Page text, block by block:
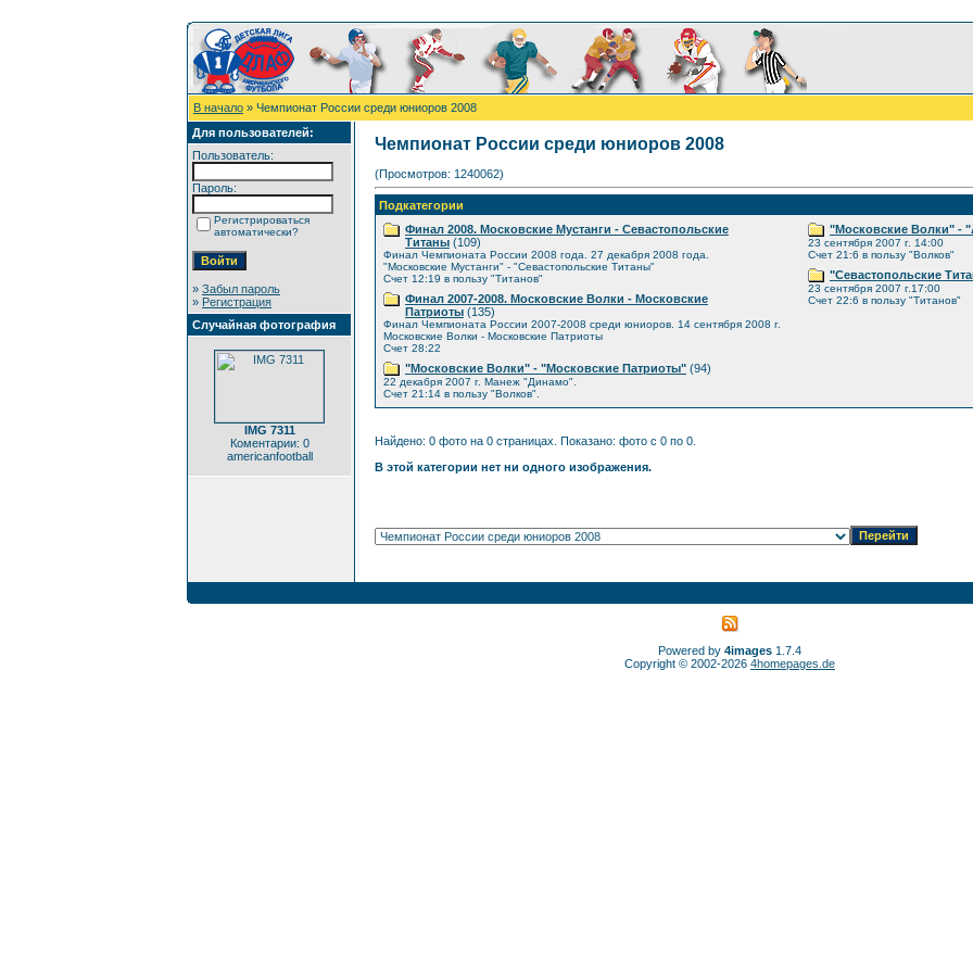
В начало » Чемпионат России среди юниоров 2008
Для пользователей:
Пользователь:
Пароль:
Регистрироваться
автоматически?
» Забыл пароль
» Регистрация
Случайная фотография
IMG 7311
Коментарии: 0
americanfootball
Чемпионат России среди юниоров 2008
(Просмотров: 1240062)
Подкатегории
Финал 2008. Московские Мустанги - Севастопольские
Титаны (109)
Финал Чемпионата России 2008 года. 27 декабря 2008 года.
"Московские Мустанги" - "Севастопольские Титаны"
Счет 12:19 в пользу "Титанов"
Финал 2007-2008. Московские Волки - Московские
Патриоты (135)
Финал Чемпионата России 2007-2008 среди юниоров. 14 сентября 2008 г.
Московские Волки - Московские Патриоты
Счет 28:22
"Московские Волки" - "Московские Патриоты" (94)
22 декабря 2007 г. Манеж "Динамо".
Счет 21:14 в пользу "Волков".
"Московские Волки" -
23 сентября 2007 г. 14:00
Счет 21:6 в пользу "Волков"
"Севастопольские
23 сентября 2007 г.17:00
Счет 22:6 в пользу "Титанов"
Найдено: 0 фото на 0 страницах. Показано: фото с 0 по 0.
В этой категории нет ни одного изображения.
Powered by 4images 1.7.4
Copyright © 2002-2026 4homepages.de